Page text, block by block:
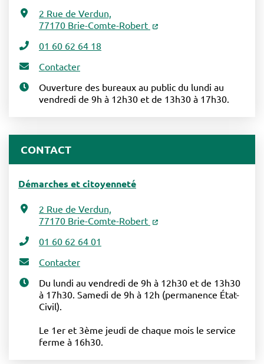
2 Rue de Verdun,
77170 Brie-Comte-Robert
01 60 62 64 18
Contacter
Ouverture des bureaux au public du lundi au
vendredi de 9h à 12h30 et de 13h30 à 17h30.
CONTACT
Démarches et citoyenneté
2 Rue de Verdun,
77170 Brie-Comte-Robert
01 60 62 64 01
Contacter
Du lundi au vendredi de 9h à 12h30 et de 13h30
à 17h30. Samedi de 9h à 12h (permanence État-
Civil).
Le 1er et 3ème jeudi de chaque mois le service
ferme à 16h30.